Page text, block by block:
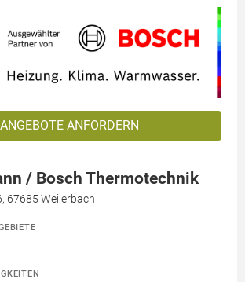
ANGEBOTE ANFORDERN
/ Bosch Thermotechnik
67685 Weilerbach